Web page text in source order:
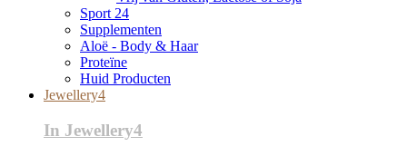
Sport 24
Supplementen
Aloë - Body & Haar
Proteïne
Huid Producten
Jewellery4
In Jewellery4